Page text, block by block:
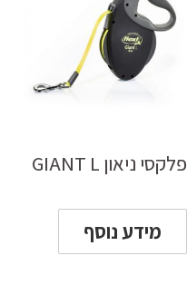
פלקסי ניאון GIANT L
מידע נוסף